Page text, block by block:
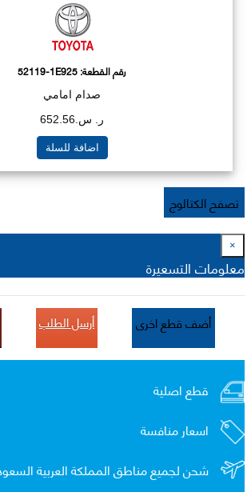
رقم القطعة:52119-1E925
صدام امامي
ر. س.652.56
اضافة للسلة
تصفح الكتالوج
×
معلومات التسعيرة
أضف قطع اخرى أرسل الطلب
قطع اصلية
اسعار منافسة
شحن لجميع مناطق المملكة العربية